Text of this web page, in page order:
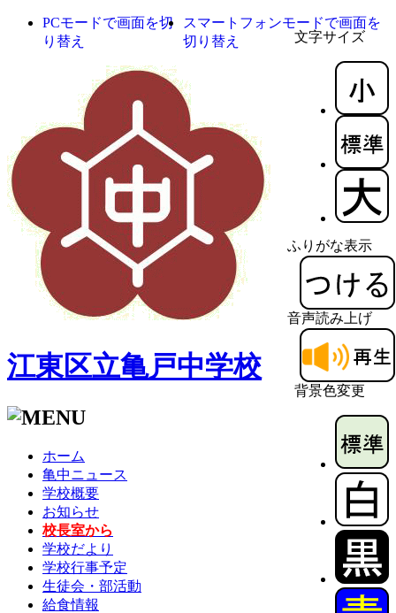
文字サイズ
ふりがな表示
音声読み上げ
背景色変更
PCモードで画面を切
り替え
スマートフォンモードで画面を
切り替え
江東区立亀戸中学校
ホーム
亀中ニュース
学校概要
お知らせ
校長室から
学校だより
学校行事予定
生徒会・部活動
給食情報